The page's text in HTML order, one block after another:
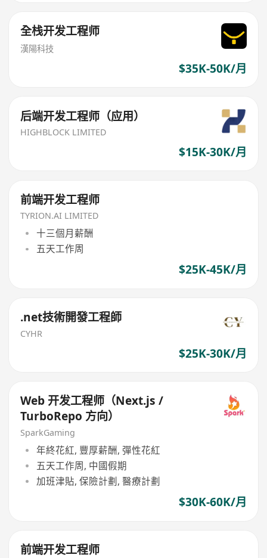
全栈开发工程师
漢陽科技
$35K-50K/月
后端开发工程师（应用）
HIGHBLOCK LIMITED
$15K-30K/月
前端开发工程师
TYRION.AI LIMITED
十三個月薪酬
五天工作周
$25K-45K/月
.net技術開發工程師
CYHR
$25K-30K/月
Web 开发工程师（Next.js /
TurboRepo 方向）
SparkGaming
年終花紅, 豐厚薪酬, 彈性花紅
五天工作周, 中國假期
加班津貼, 保險計劃, 醫療計劃
$30K-60K/月
前端开发工程师